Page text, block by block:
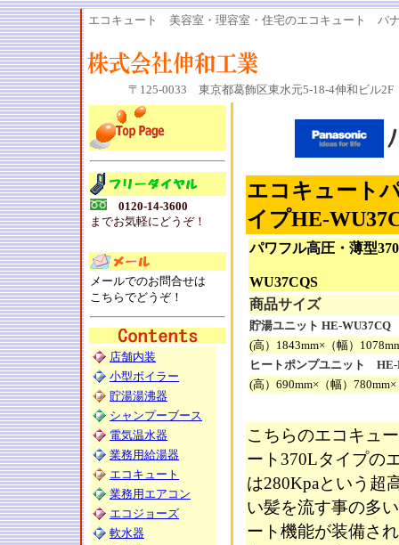
エコキュート 美容室・理容室・住宅のエコキュート パ
〒125-0033 東京都葛飾区東水元5-18-4伸和ビル
0120-14-3600
までお気軽にどうぞ！
メールでのお問合せは
こちらでどうぞ！
店舗内装
小型ボイラー
貯湯湯沸器
シャンプーブース
電気温水器
業務用給湯器
エコキュート
業務用エアコン
エコジョーズ
軟水器
エコキュート
イプHE-
パワフル高圧・薄型
WU37CQS
商品サイズ
貯湯ユニット HE-WU37CQ
(高）1843mm×（幅）
ヒートポンプユニット HE-
(高）690mm×（幅）
こちらのエコキュ
ート370Lタイプの
は280Kpaという超
い髪を流す事の多
ート機能が装備さ